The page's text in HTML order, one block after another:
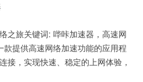
旅关键词: 哔咔加速器，高速网
提供高速网络加速功能的应用程
接，实现快速、稳定的上网体验，